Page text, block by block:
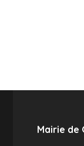
Mairie de